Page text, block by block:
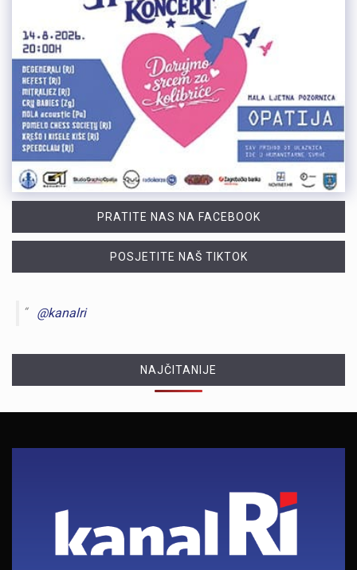
PRATITE NAS NA FACEBOOK
POSJETITE NAŠ TIKTOK
@kanalri
NAJČITANIJE